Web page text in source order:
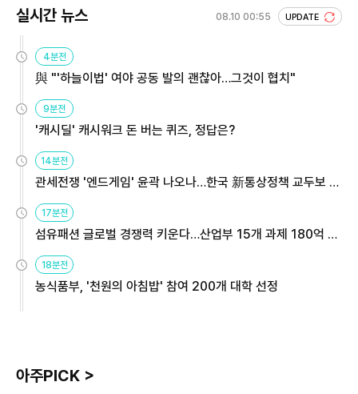
실시간 뉴스 08.10 00:55 UPDATE
4분전
與 "'하늘이법' 여야 공동 발의 괜찮아…그것이 협치"
9분전
'캐시딜' 캐시워크 돈 버는 퀴즈, 정답은?
14분전
관세전쟁 '엔드게임' 윤곽 나오나…한국 新통상정책 교두보 활
17분전
섬유패션 글로벌 경쟁력 키운다…산업부 15개 과제 180억 지
18분전
농식품부, '천원의 아침밥' 참여 200개 대학 선정
아주PICK >